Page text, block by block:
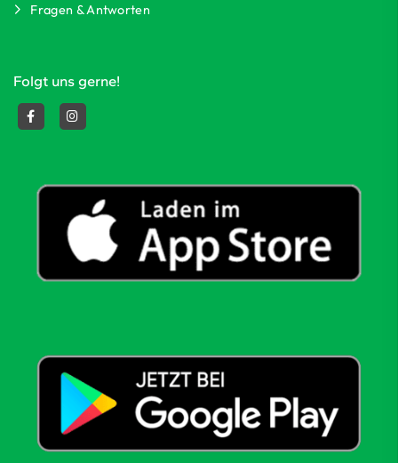
Fragen & Antworten
Folgt uns gerne!